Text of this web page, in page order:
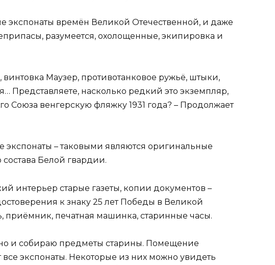
экспонаты времён Великой Отечественной, и даже
разумеется, охолощенные, экипировка и
винтовка Маузер, противотанковое ружьё, штыки,
Представляете, насколько редкий это экземпляр,
Союза венгерскую фляжку 1931 года? – Продолжает
– таковыми являются оригинальные
Белой гвардии.
интерьер старые газеты, копии документов –
к знаку 25 лет Победы в Великой
приёмник, печатная машинка, старинные часы.
и собираю предметы старины. Помещение
экспонаты. Некоторые из них можно увидеть